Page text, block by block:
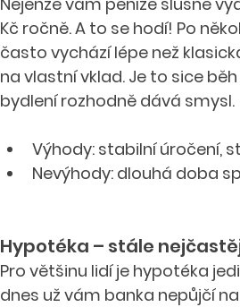
Kč ročně. A to se hodí! Po
často vychází lépe než
na vlastní vklad. Je to sice
bydlení rozhodně dává smysl.
Výhody: stabilní úročení,
Nevýhody: dlouhá doba
Hypotéka – stále
Pro většinu lidí je hypotéka
dnes už vám banka nepůjčí